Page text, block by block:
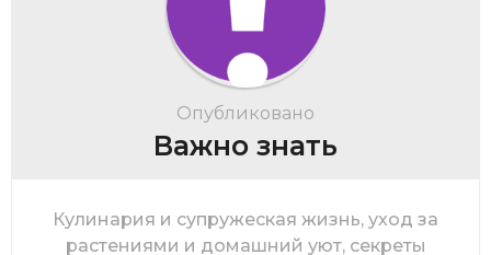
Опубликовано
Важно знать
Кулинария и супружеская жизнь, уход за
растениями и домашний уют, секреты